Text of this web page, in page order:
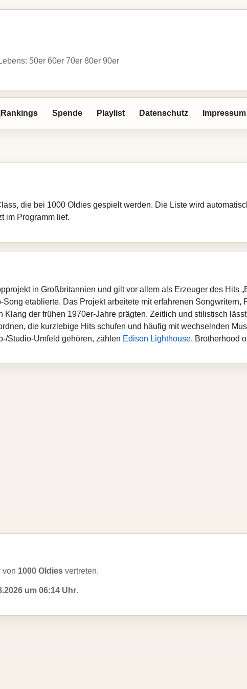
50er 60er 70er 80er 90er
Spende Playlist Datenschutz Impressum
die bei 1000 Oldies gespielt werden. Die Liste wird
im Programm lief.
in Großbritannien und gilt vor allem als Erzeuger des Hits
etablierte. Das Projekt arbeitete mit erfahrenen Songwritern,
Klang der frühen 1970er-Jahre prägten. Zeitlich und stilistisch
die kurzlebige Hits schufen und häufig mit wechselnden
Studio-Umfeld gehören, zählen Edison Lighthouse, Brotherhood
von 1000 Oldies vertreten.
um 06:14 Uhr.